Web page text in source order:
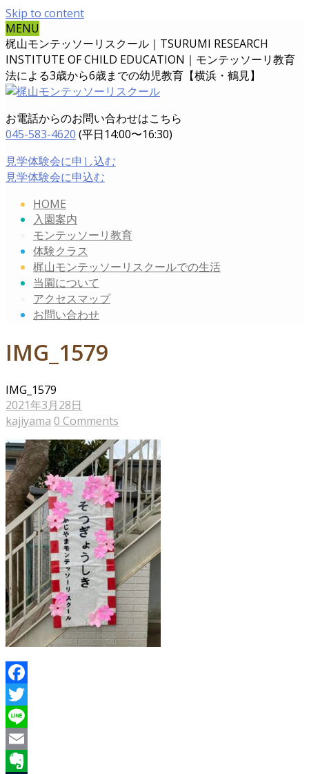
Skip to content
MENU
梶山モンテッソーリスクール｜TSURUMI RESEARCH
INSTITUTE OF CHILD EDUCATION｜ モンテッソーリ教育
法による3歳から6歳までの幼児教育【横浜・鶴見】
お電話からのお問い合わせはこちら
045-583-4620 (平日14:00〜16:30)
見学体験会に申し込む
見学体験会に申込む
HOME
入園案内
モンテッソーリ教育
体験クラス
梶山モンテッソーリスクールでの生活
当園について
アクセスマップ
お問い合わせ
IMG_1579
IMG_1579
2021年3月28日
kajiyama 0 Comments
Facebook
Twitter
Line
Email